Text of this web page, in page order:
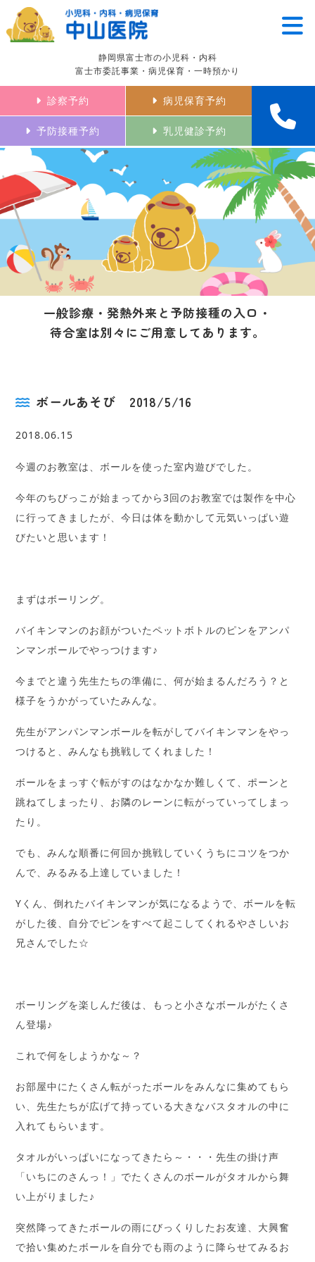
静岡県富士市の小児科・内科
富士市委託事業・病児保育・一時預かり
診察予約 病児保育予約
予防接種予約 乳児健診予約
一般診療・発熱外来と予防接種の入口・
待合室は別々にご用意してあります。
ボールあそび 2018/5/16
2018.06.15
今週のお教室は、ボールを使った室内遊びでした。
今年のちびっこが始まってから3回のお教室では製作を中心
に行ってきましたが、今日は体を動かして元気いっぱい遊
びたいと思います！
まずはボーリング。
バイキンマンのお顔がついたペットボトルのピンをアンパ
ンマンボールでやっつけます♪
今までと違う先生たちの準備に、何が始まるんだろう？と
様子をうかがっていたみんな。
先生がアンパンマンボールを転がしてバイキンマンをやっ
つけると、みんなも挑戦してくれました！
ボールをまっすぐ転がすのはなかなか難しくて、ポーンと
跳ねてしまったり、お隣のレーンに転がっていってしまっ
たり。
でも、みんな順番に何回か挑戦していくうちにコツをつか
んで、みるみる上達していました！
Yくん、倒れたバイキンマンが気になるようで、ボールを転
がした後、自分でピンをすべて起こしてくれるやさしいお
兄さんでした☆
ボーリングを楽しんだ後は、もっと小さなボールがたくさ
ん登場♪
これで何をしようかな～？
お部屋中にたくさん転がったボールをみんなに集めてもら
い、先生たちが広げて持っている大きなバスタオルの中に
入れてもらいます。
タオルがいっぱいになってきたら～・・・先生の掛け声
「いちにのさんっ！」でたくさんのボールがタオルから舞
い上がりました♪
突然降ってきたボールの雨にびっくりしたお友達、大興奮
で拾い集めたボールを自分でも雨のように降らせてみるお